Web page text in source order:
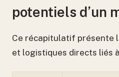
potentiels d’un
Ce récapitulatif présente
et logistiques directs liés